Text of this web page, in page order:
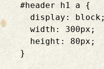
    #header h1 a {
      display: block;
      width: 300px;
      height: 80px;
    }